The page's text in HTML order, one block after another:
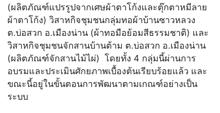
(ผลิตภัณฑ์แปรรูปจากเศษผ้าตาโก้งและตุ๊กตาหมีลาย
ผ้าตาโก้ง) วิสาหกิจชุมชนกลุ่มทอผ้าบ้านซาวหลวง
ต.บ่อสวก อ.เมืองน่าน (ผ้าทอมือย้อมสีธรรมชาติ) และ
วิสาหกิจชุมชนจักสานบ้านต้าม ต.บ่อสวก อ.เมืองน่าน
(ผลิตภัณฑ์จักสานไม้ไผ่) โดยทั้ง 4 กลุ่มนี้ผ่านการ
อบรมและประเมินศักยภาพเบื้องต้นเรียบร้อยแล้ว และ
ขณะนี้อยู่ในขั้นตอนการพัฒนาตามเกณฑ์อย่างเป็น
ระบบ